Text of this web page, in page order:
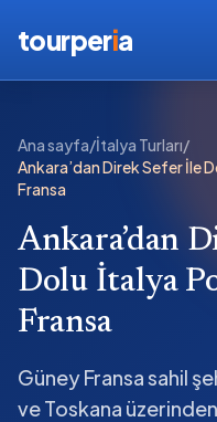
tourperia
Ana sayfa/İtalya Turları/
Ankara’dan Direk Sefer İle
Fransa
Ankara’dan
Dolu İtalya
Fransa
Güney Fransa sahil
ve Toskana